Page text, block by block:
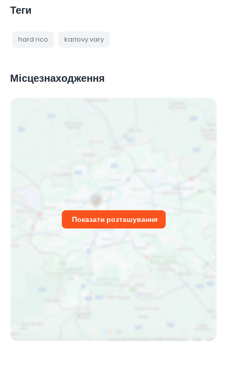
Теги
hard rico karlovy vary
Місцезнаходження
Показати розташування